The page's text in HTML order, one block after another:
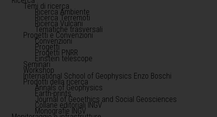
Temi di ricerca
Ricerca Ambiente
Ricerca Terremoti
Ricerca Vulcani
Tematiche trasversali
Progetti e Convenzioni
Convenzioni
Progetti
Progetti PNRR
Einstein telescope
Seminari
Workshop
International School of Geophysics Enzo Boschi
Prodotti della ricerca
Annals of Geophysics
Earth-prints
Journal of Geoethics and Social Geosciences
Collane editoriali INGV
Monografie INGV